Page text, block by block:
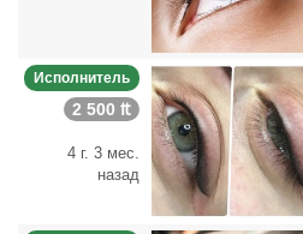
Исполнитель
2 500 ₶
4 г. 3 мес.
назад